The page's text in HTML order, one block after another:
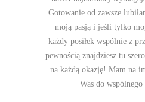
Gotowanie od zawsze
moją pasją i jeśli tylko
każdy posiłek wspólnie z
pewnością znajdziesz tu
na każdą okazję! Mam na
Was do